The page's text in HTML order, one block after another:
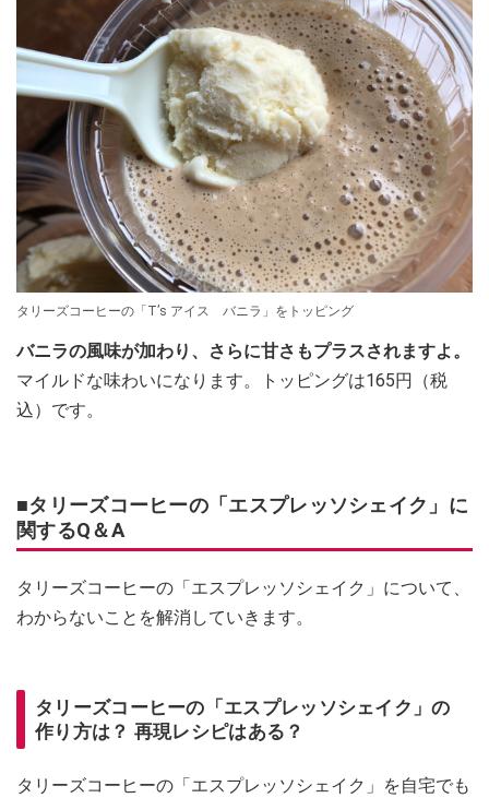
タリーズコーヒーの「Tʼs アイス バニラ」をトッピング
バニラの風味が加わり、さらに甘さもプラスされますよ。
マイルドな味わいになります。トッピングは165円（税
込）です。
■タリーズコーヒーの「エスプレッソシェイク」に
関するQ＆A
タリーズコーヒーの「エスプレッソシェイク」について、
わからないことを解消していきます。
タリーズコーヒーの「エスプレッソシェイク」の
作り方は？ 再現レシピはある？
タリーズコーヒーの「エスプレッソシェイク」を自宅でも